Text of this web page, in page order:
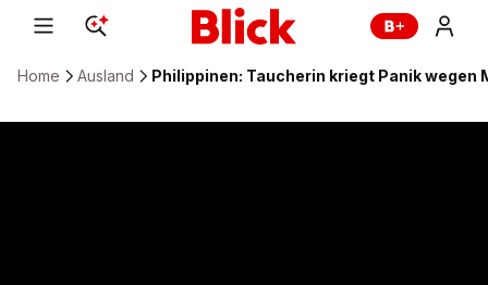
Home Ausland Philippinen: Taucherin kriegt Panik wegen